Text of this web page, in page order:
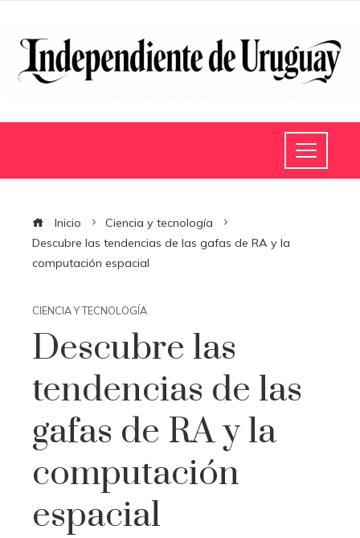
Inicio
Ciencia y tecnología
Descubre las tendencias de las gafas de RA y la
computación espacial
CIENCIA Y TECNOLOGÍA
Descubre las
tendencias de las
gafas de RA y la
computación
espacial